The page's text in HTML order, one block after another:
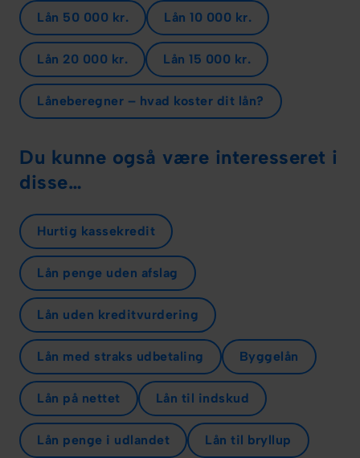
Lån 50 000 kr. Lån 10 000 kr.
Lån 20 000 kr. Lån 15 000 kr.
Låneberegner – hvad koster dit lån?
Du kunne også være interesseret i
disse…
Hurtig kassekredit
Lån penge uden afslag
Lån uden kreditvurdering
Lån med straks udbetaling Byggelån
Lån på nettet Lån til indskud
Lån penge i udlandet Lån til bryllup